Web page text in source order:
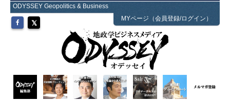
ODYSSEY Geopolitics & Business
MYページ（会員登録/ログイン）